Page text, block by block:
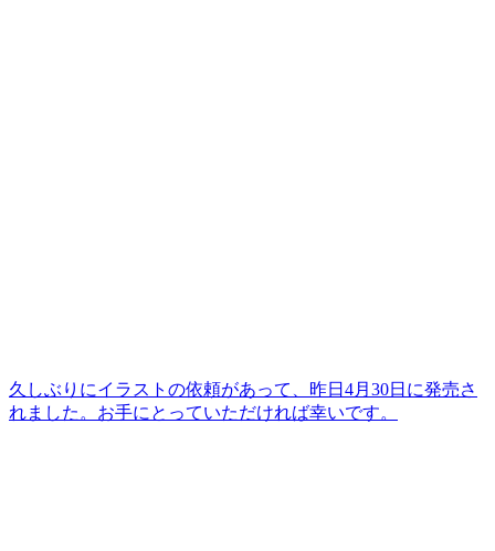
久しぶりにイラストの依頼があって、昨日4月30日に発売さ
れました。お手にとっていただければ幸いです。